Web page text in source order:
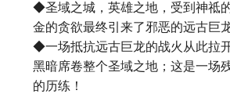
◆圣域之城，英雄之地，受到神祗
金的贪欲最终引来了邪恶的远古巨
◆一场抵抗远古巨龙的战火从此拉
黑暗席卷整个圣域之地；这是一场
的历练！